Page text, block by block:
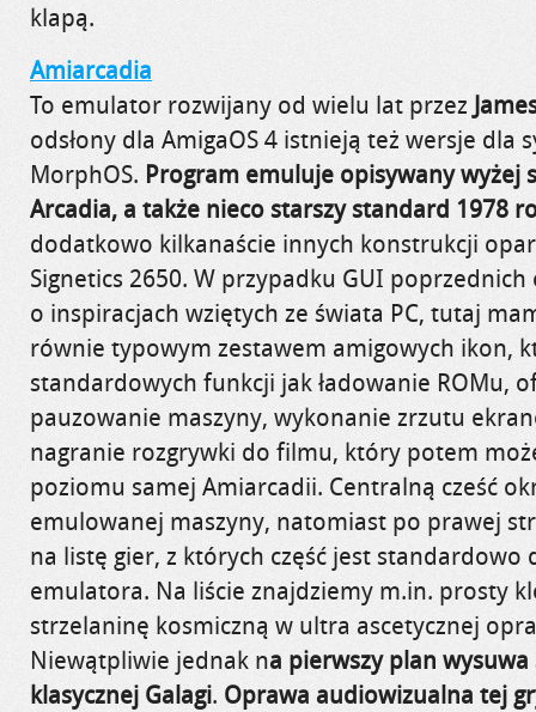
klapą.
Amiarcadia
To emulator rozwijany od wielu lat przez
odsłony dla AmigaOS 4 istnieją też wersje dla
MorphOS. Program emuluje opisywany wyżej
Arcadia, a także nieco starszy standard 1978
dodatkowo kilkanaście innych konstrukcji
Signetics 2650. W przypadku GUI
o inspiracjach wziętych ze świata PC, tutaj
równie typowym zestawem amigowych ikon,
standardowych funkcji jak ładowanie ROMu,
pauzowanie maszyny, wykonanie zrzutu
nagranie rozgrywki do filmu, który potem
poziomu samej Amiarcadii. Centralną cześć
emulowanej maszyny, natomiast po prawej
na listę gier, z których część jest standardowo
emulatora. Na liście znajdziemy m.in. prosty
strzelaninę kosmiczną w ultra ascetycznej
Niewątpliwie jednak na pierwszy plan
klasycznej Galagi. Oprawa audiowizualna tej